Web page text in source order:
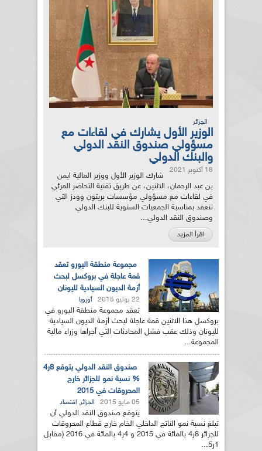
الجزائر
الوزير الأول يشارك في لقاءات مع
مسؤولي صندوق النقد الدولي
والبنك الدولي
18 أكتوبر 2021
شارك الوزير الأول ووزير المالية ايمن
بن عبد الرحمان، الاثنين، عن طريق تقنية التحاضر المرئي
في لقاءات مع مسؤولي مؤسسات بريتون وودز التي
تنعقد بمناسبة الجمعيات السنوية للبنك الدولي
وصندوق النقد الدولي...
اقرأ المزيد
مجموعة منطقة اليورو تعقد
قمة عاجلة في بروكسل لبحث
أزمة الديون السيادية لليونان
22 يونيو 2015 أوروبا
تعقد مجموعة منطقة اليورو في
بروكسل هذا الاثنين قمة عاجلة لبحث أزمة الديون السيادية
لليونان وذلك عقب فشل المحادثات التي أجراها وزراء مالية
المجموعة...
صندوق النقد الدولي يتوقع 8ر4
% نسبة نمو للجزائر خارج
المحروقات في 2015
05 مايو 2015 الجزائر, اقتصاد
يتوقع صندوق النقد الدولي أن
تبلغ نسبة نمو الناتج الداخلي الخام خارج قطاع المحروقات
للجزائر 8ر4 بالمائة في 2015 و 4ر4 بالمائة في 2016 (مقابل
1ر5...